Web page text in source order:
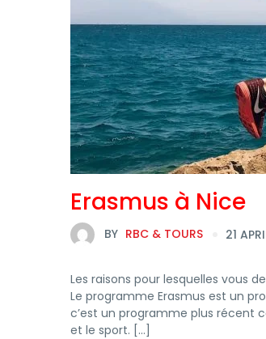
Erasmus à Nice
BY RBC & TOURS 21
Les raisons pour lesquelles vous
Le programme Erasmus est un
c’est un programme plus récent
et le sport. […]